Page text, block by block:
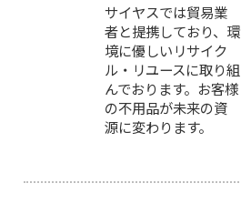
サイヤスでは貿易業
者と提携しており、環
境に優しいリサイク
ル・リユースに取り組
んでおります。お客様
の不用品が未来の資
源に変わります。